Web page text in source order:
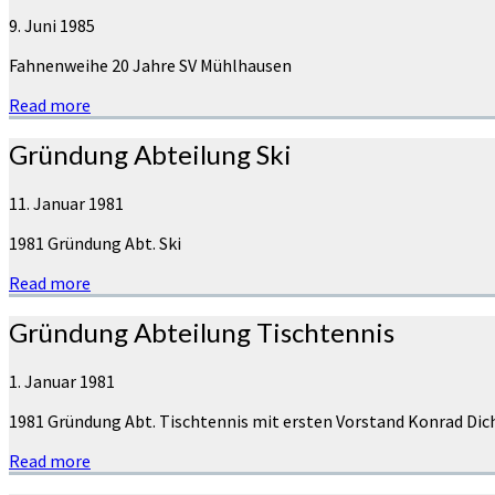
9. Juni 1985
Fahnenweihe 20 Jahre SV Mühlhausen
Read more
Gründung Abteilung Ski
11. Januar 1981
1981 Gründung Abt. Ski
Read more
Gründung Abteilung Tischtennis
1. Januar 1981
1981 Gründung Abt. Tischtennis mit ersten Vorstand Konrad
Read more